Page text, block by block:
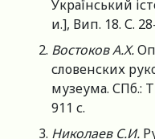
Український
и.], Вип. 18. С.
Востоков А.Х.
словенских
музеума. СПб.:
911 с.
Николаев С.И.